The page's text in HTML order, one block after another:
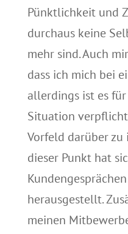
Pünktlichkeit und
durchaus keine
mehr sind. Auch
dass ich mich bei
allerdings ist es
Situation
Vorfeld darüber zu
dieser Punkt hat
herausgestellt.
meinen